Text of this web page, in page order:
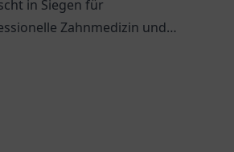
in Siegen für
Zahnmedizin und